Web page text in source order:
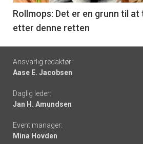
6
Rollmops: Det er en grunn til at
etter denne retten
Footer
-
links
Ansvarlig redaktør:
Aase E. Jacobsen
Daglig leder:
Jan H. Amundsen
Event manager:
Mina Hovden